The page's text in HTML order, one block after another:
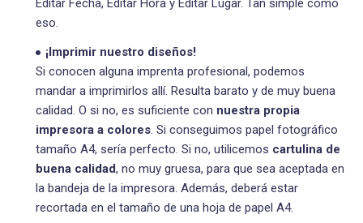
Editar Fecha, Editar Hora y Editar Lugar. Tan simple como
eso.
¡Imprimir nuestro diseños!
Si conocen alguna imprenta profesional, podemos
mandar a imprimirlos allí. Resulta barato y de muy buena
calidad. O si no, es suficiente con nuestra propia
impresora a colores. Si conseguimos papel fotográfico
tamaño A4, sería perfecto. Si no, utilicemos cartulina de
buena calidad, no muy gruesa, para que sea aceptada en
la bandeja de la impresora. Además, deberá estar
recortada en el tamaño de una hoja de papel A4.